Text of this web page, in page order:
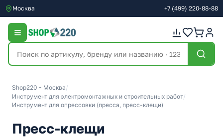
Москва +7 (499) 220-88-88
Shop220 - Москва/
Инструмент для электромонтажных и строительных работ/
Инструмент для опрессовки (пресса, пресс-клещи)
Пресс-клещи